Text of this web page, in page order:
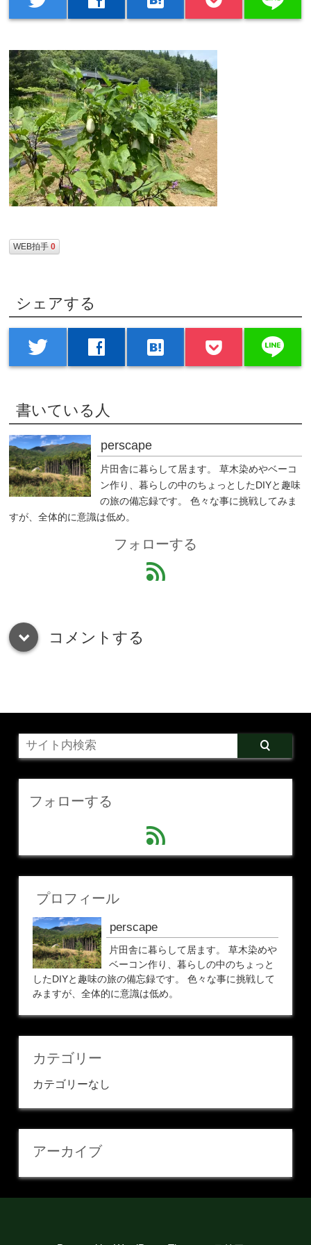
WEB拍手0
シェアする
twitter facebook hatenabookmark line
書いている人
perscape
片田舎に暮らして居ます。 草木染めやベーコ
ン作り、暮らしの中のちょっとしたDIYと趣味
の旅の備忘録です。 色々な事に挑戦してみま
すが、全体的に意識は低め。
フォローする
feed
down コメントする
フォローする
feed
プロフィール
perscape
片田舎に暮らして居ます。 草木染めや
ベーコン作り、暮らしの中のちょっと
したDIYと趣味の旅の備忘録です。 色々な事に挑戦して
みますが、全体的に意識は低め。
カテゴリー
カテゴリーなし
アーカイブ